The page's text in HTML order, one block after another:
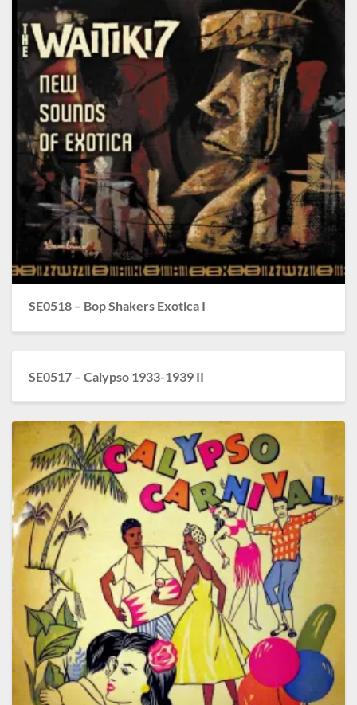
SE0518 – Bop Shakers Exotica I
SE0517 – Calypso 1933-1939 II